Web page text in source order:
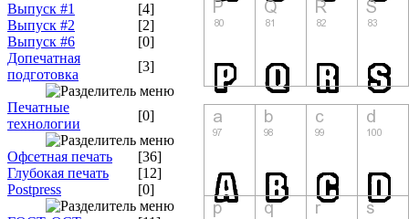
Выпуск #1
[4]
Выпуск #2
[2]
Выпуск #6
[0]
Допечатная
подготовка
[3]
Печатные
технологии
[0]
Офсетная печать
[36]
Глубокая печать
[12]
Postpress
[0]